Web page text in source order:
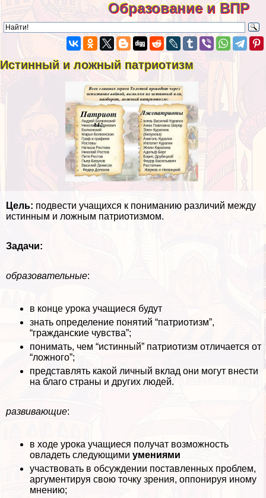
Образование и ВПР
Истинный и ложный патриотизм
Цель: подвести учащихся к пониманию различий между
истинным и ложным патриотизмом.
Задачи:
образовательные:
в конце урока учащиеся будут
знать определение понятий “патриотизм”,
“гражданские чувства”;
понимать, чем “истинный” патриотизм отличается от
“ложного”;
представлять какой личный вклад они могут внести
на благо страны и других людей.
развивающие:
в ходе урока учащиеся получат возможность
овладеть следующими умениями
участвовать в обсуждении поставленных проблем,
аргументируя свою точку зрения, оппонируя иному
мнению;